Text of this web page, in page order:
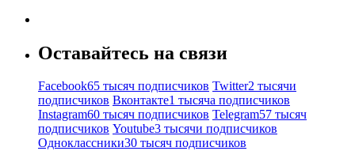
Оставайтесь на связи
Facebook65 тысяч подписчиков Twitter2 тысячи
подписчиков Вконтакте1 тысяча подписчиков
Instagram60 тысяч подписчиков Telegram57 тысяч
подписчиков Youtube3 тысячи подписчиков
Одноклассники30 тысяч подписчиков